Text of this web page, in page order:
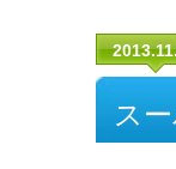
ス